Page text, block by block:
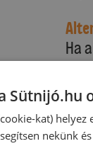
Ha
Sütnijó.hu
kat)
nekünk